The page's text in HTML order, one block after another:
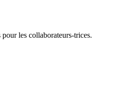
les collaborateurs-trices.